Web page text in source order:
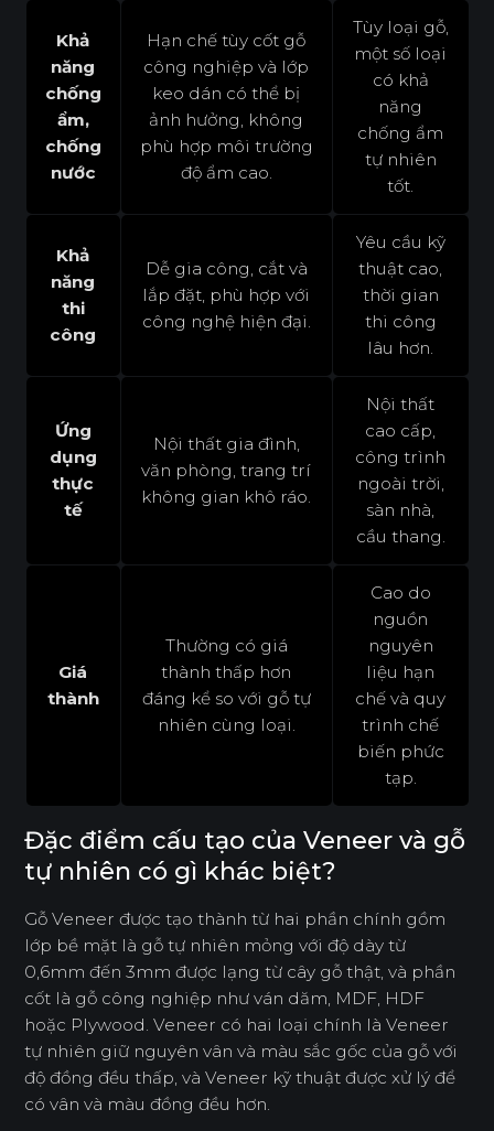
Khả
năng
chống
ẩm,
chống
nước
Hạn chế tùy cốt gỗ
công nghiệp và lớp
keo dán có thể bị
ảnh hưởng, không
phù hợp môi trường
độ ẩm cao.
Tùy loại gỗ,
một số loại
có khả
năng
chống ẩm
tự nhiên
tốt.
Khả
năng
thi
công
Dễ gia công, cắt và
lắp đặt, phù hợp với
công nghệ hiện đại.
Yêu cầu kỹ
thuật cao,
thời gian
thi công
lâu hơn.
Ứng
dụng
thực
tế
Nội thất gia đình,
văn phòng, trang trí
không gian khô ráo.
Nội thất
cao cấp,
công trình
ngoài trời,
sàn nhà,
cầu thang.
Giá
thành
Thường có giá
thành thấp hơn
đáng kể so với gỗ tự
nhiên cùng loại.
Cao do
nguồn
nguyên
liệu hạn
chế và quy
trình chế
biến phức
tạp.
Đặc điểm cấu tạo của Veneer và gỗ
tự nhiên có gì khác biệt?
Gỗ Veneer được tạo thành từ hai phần chính gồm
lớp bề mặt là gỗ tự nhiên mỏng với độ dày từ
0,6mm đến 3mm được lạng từ cây gỗ thật, và phần
cốt là gỗ công nghiệp như ván dăm, MDF, HDF
hoặc Plywood. Veneer có hai loại chính là Veneer
tự nhiên giữ nguyên vân và màu sắc gốc của gỗ với
độ đồng đều thấp, và Veneer kỹ thuật được xử lý để
có vân và màu đồng đều hơn.